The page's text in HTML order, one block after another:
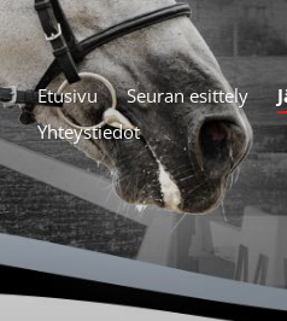
Etusivu Seuran esittely
Yhteystiedot